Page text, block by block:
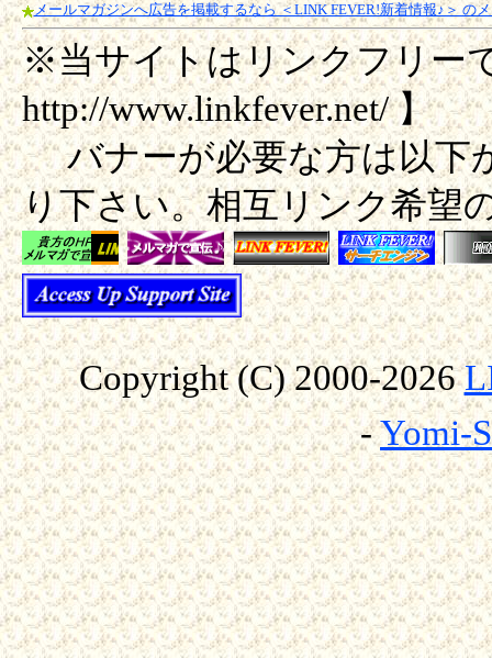
メールマガジンへ広告を掲載するなら ＜LINK FEVER!新着情報♪＞ の
※当サイトはリンクフリー
http://www.linkfever.net/ 】
バナーが必要な方は以下
り下さい。相互リンク希望
Copyright (C) 2000-2026
-Yomi-